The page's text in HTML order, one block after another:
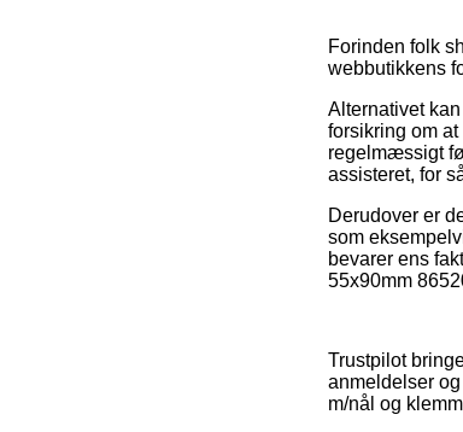
Forinden folk
webbutikkens
Alternativet
forsikring om
regelmæssigt
assisteret, for
Derudover er
som
bevarer ens
55x90mm
Trustpilot
anmeldelser
m/nål og